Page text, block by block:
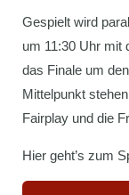
Gespielt wird
um 11:30 Uhr mit
das Finale um
Mittelpunkt
Fairplay und die
Hier geht’s zum